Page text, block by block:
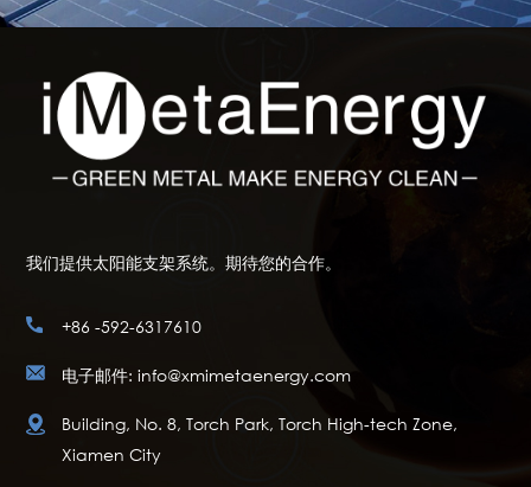
我们提供太阳能支架系统。期待您的合作。
+86 -592-6317610
电子邮件: info@xmimetaenergy.com
Building, No. 8, Torch Park, Torch High-tech Zone,
Xiamen City